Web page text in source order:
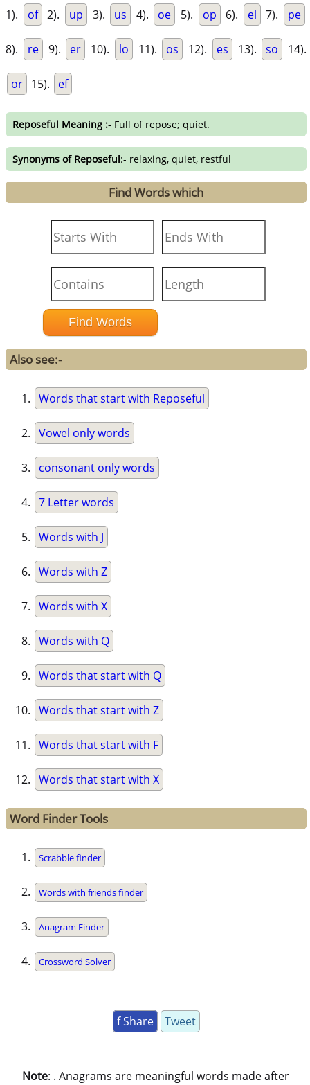
1). of 2). up 3). us 4). oe 5). op 6). el 7). pe
8). re 9). er 10). lo 11). os 12). es 13). so 14).
or 15). ef
Reposeful Meaning :- Full of repose; quiet.
Synonyms of Reposeful:- relaxing, quiet, restful
Find Words which
Also see:-
Words that start with Reposeful
Vowel only words
consonant only words
7 Letter words
Words with J
Words with Z
Words with X
Words with Q
Words that start with Q
Words that start with Z
Words that start with F
Words that start with X
Word Finder Tools
Scrabble finder
Words with friends finder
Anagram Finder
Crossword Solver
f Share Tweet
Note: . Anagrams are meaningful words made after